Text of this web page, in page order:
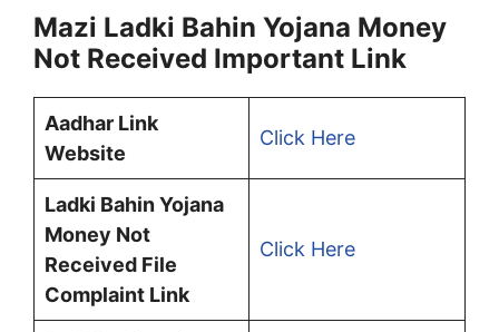
Mazi Ladki Bahin Yojana Money
Not Received Important Link
Aadhar Link
Website
Click Here
Ladki Bahin Yojana
Money Not
Received File
Complaint Link
Click Here